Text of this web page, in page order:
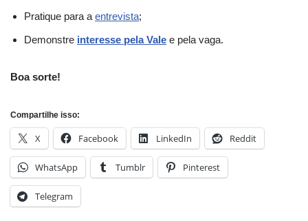
Pratique para a entrevista;
Demonstre interesse pela Vale e pela vaga.
Boa sorte!
Compartilhe isso:
X Facebook LinkedIn Reddit
WhatsApp Tumblr Pinterest
Telegram